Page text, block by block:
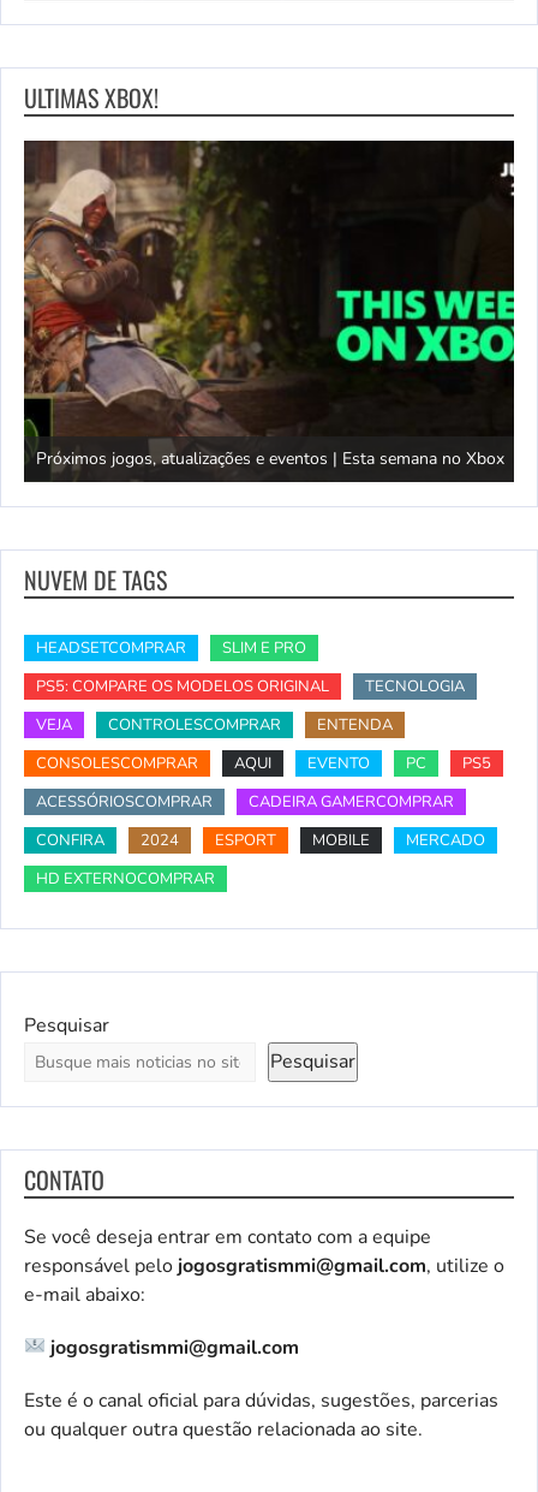
ULTIMAS XBOX!
Próximos jogos, atualizações e eventos | Esta semana no Xbox
NUVEM DE TAGS
HEADSETCOMPRAR
SLIM E PRO
PS5: COMPARE OS MODELOS ORIGINAL
TECNOLOGIA
VEJA
CONTROLESCOMPRAR
ENTENDA
CONSOLESCOMPRAR
AQUI EVENTO PC
PS5
ACESSÓRIOSCOMPRAR
CADEIRA GAMERCOMPRAR
CONFIRA
2024 ESPORT MOBILE
MERCADO
HD EXTERNOCOMPRAR
Pesquisar
Pesquisar
CONTATO
Se você deseja entrar em contato com a equipe
responsável pelo jogosgratismmi@gmail.com, utilize o
e-mail abaixo:
jogosgratismmi@gmail.com
Este é o canal oficial para dúvidas, sugestões, parcerias
ou qualquer outra questão relacionada ao site.